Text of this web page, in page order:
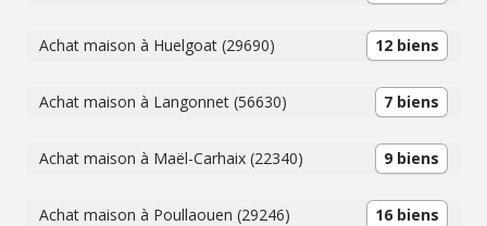
Achat maison à Huelgoat (29690) 12 biens
Achat maison à Langonnet (56630) 7 biens
Achat maison à Maël-Carhaix (22340) 9 biens
Achat maison à Poullaouen (29246) 16 biens